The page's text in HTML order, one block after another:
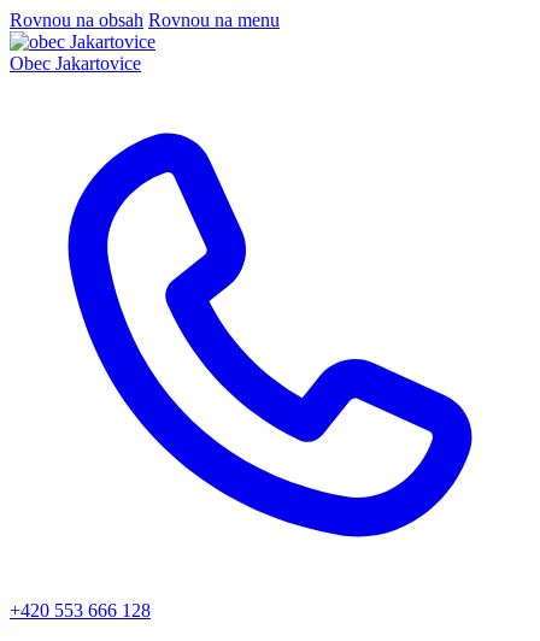
Rovnou na obsah Rovnou na menu
Obec Jakartovice
+420 553 666 128